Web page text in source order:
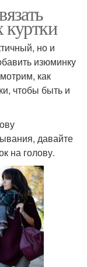
куртки
но и
изюминку
как
чтобы быть и
давайте
на голову.